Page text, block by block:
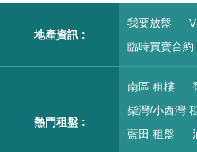
地產資訊 :
我要放盤
臨時買賣合約
熱門租盤 :
南區 租樓
柴灣/小西灣
藍田 租盤